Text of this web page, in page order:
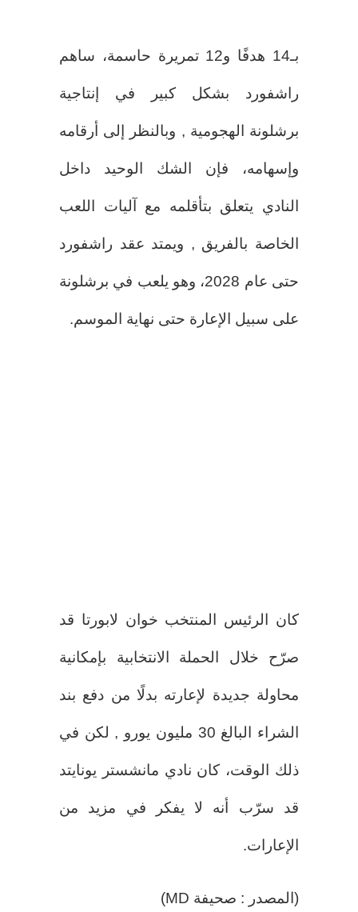
بـ14 هدفًا و12 تمريرة حاسمة، ساهم
راشفورد بشكل كبير في إنتاجية
برشلونة الهجومية , وبالنظر إلى أرقامه
وإسهامه، فإن الشك الوحيد داخل
النادي يتعلق بتأقلمه مع آليات اللعب
الخاصة بالفريق , ويمتد عقد راشفورد
حتى عام 2028، وهو يلعب في برشلونة
على سبيل الإعارة حتى نهاية الموسم.
كان الرئيس المنتخب خوان لابورتا قد
صرّح خلال الحملة الانتخابية بإمكانية
محاولة جديدة لإعارته بدلًا من دفع بند
الشراء البالغ 30 مليون يورو , لكن في
ذلك الوقت، كان نادي مانشستر يونايتد
قد سرّب أنه لا يفكر في مزيد من
الإعارات.
(المصدر : صحيفة MD)